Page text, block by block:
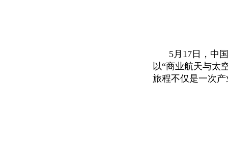
5 月 17日，中
以“商业航天与太
旅程不仅是一次